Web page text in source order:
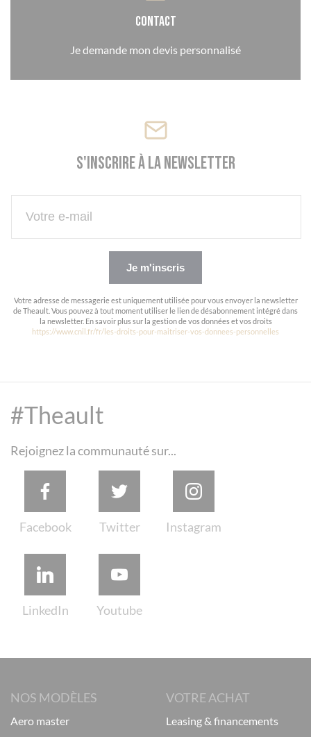
Contact
Je demande mon devis personnalisé
S'inscrire à la newsletter
Je m'inscris
Votre adresse de messagerie est uniquement utilisée pour vous envoyer la newsletter
de Theault. Vous pouvez à tout moment utiliser le lien de désabonnement intégré dans
la newsletter. En savoir plus sur la gestion de vos données et vos droits
https://www.cnil.fr/fr/les-droits-pour-maitriser-vos-donnees-personnelles
#Theault
Rejoignez la communauté sur...
NOS MODÈLES
aero master
VOTRE ACHAT
leasing & financements